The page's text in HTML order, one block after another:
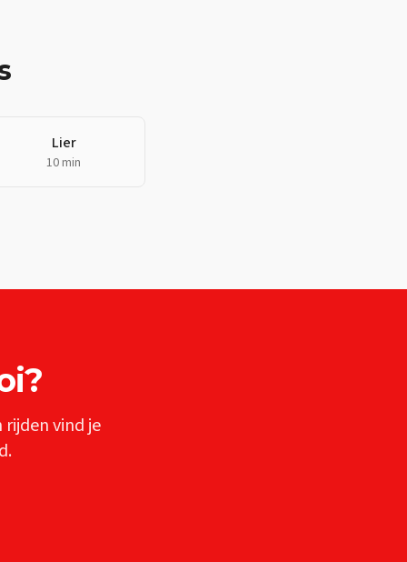
Lier
10 min
?
rijden vind je